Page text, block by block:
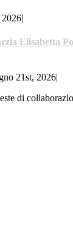
|
Elisabetta
21st, 2026|
di